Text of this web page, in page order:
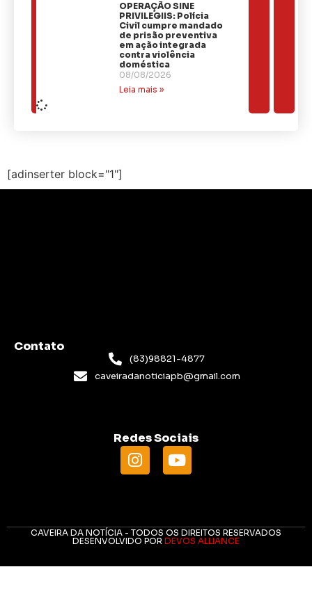
OPERAÇÃO SINE
PRIVILEGIIS: Polícia
Civil cumpre mandado
de prisão preventiva
em ação integrada
contra violência
doméstica
08/08/2026
Leia mais »
[adinserter block="1"]
Contato
(83)98821-4877
caveiradanoticiapb@gmail.com
Redes Sociais
CAVEIRA DA NOTÍCIA - TODOS OS DIREITOS RESERVADOS
DESENVOLVIDO POR DEVOS ALLIANCE